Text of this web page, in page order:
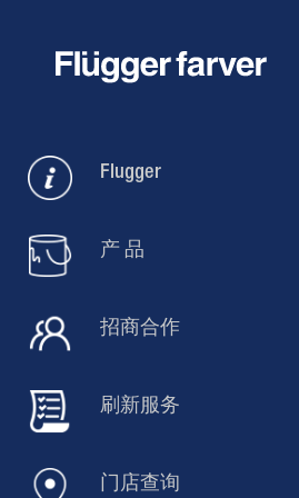
Flugger
产 品
招商合作
刷新服务
门店查询